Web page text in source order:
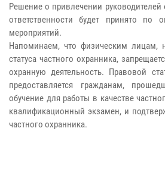
Решение о привлечении
ответственности будет принято по
мероприятий.
Напоминаем, что физическим
статуса частного охранника,
охранную деятельность. Правовой
предоставляется гражданам,
обучение для работы в качестве
квалификационный экзамен, и
частного охранника.